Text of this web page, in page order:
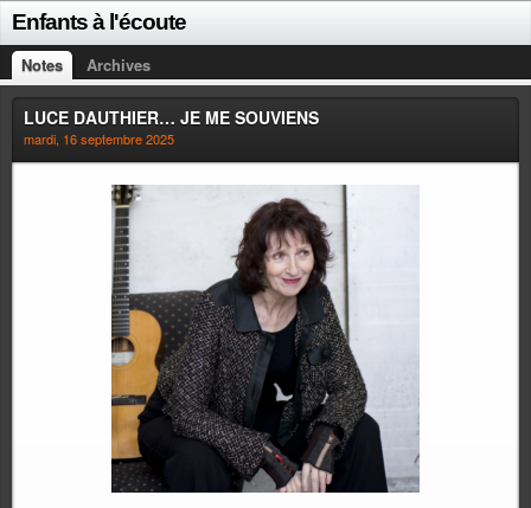
Enfants à l'écoute
Notes Archives
LUCE DAUTHIER… JE ME SOUVIENS
mardi, 16 septembre 2025